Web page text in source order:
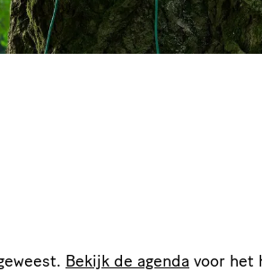
Bekijk de agenda voor het